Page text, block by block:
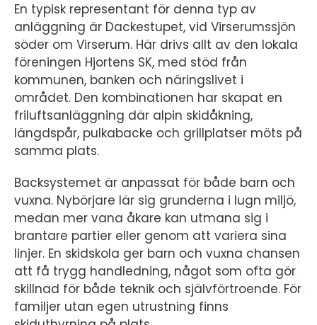
En typisk representant för denna typ av
anläggning är Dackestupet, vid Virserumssjön
söder om Virserum. Här drivs allt av den lokala
föreningen Hjortens SK, med stöd från
kommunen, banken och näringslivet i
området. Den kombinationen har skapat en
friluftsanläggning där alpin skidåkning,
längdspår, pulkabacke och grillplatser möts på
samma plats.
Backsystemet är anpassat för både barn och
vuxna. Nybörjare lär sig grunderna i lugn miljö,
medan mer vana åkare kan utmana sig i
brantare partier eller genom att variera sina
linjer. En skidskola ger barn och vuxna chansen
att få trygg handledning, något som ofta gör
skillnad för både teknik och självförtroende. För
familjer utan egen utrustning finns